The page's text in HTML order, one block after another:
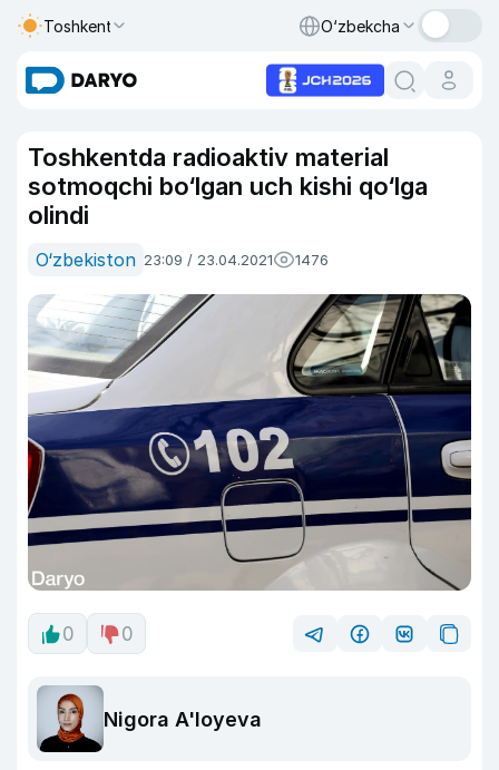
Toshkent O‘zbekcha
Toshkentda radioaktiv material
sotmoqchi bo‘lgan uch kishi qo‘lga
olindi
O‘zbekiston 23:09 / 23.04.2021 1476
0 0
Nigora A'loyeva